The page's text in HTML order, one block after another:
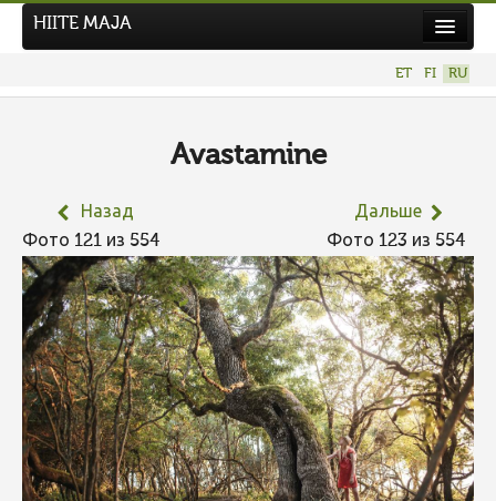
НОВЫЙ ФОТОКОНКУРС
ПРЕДЫДУЩИЕ КОНКУРСЫ
HIITE MAJA
ET FI RU
Avastamine
Назад
Фото 121 из 554
Дальше
Фото 123 из 554